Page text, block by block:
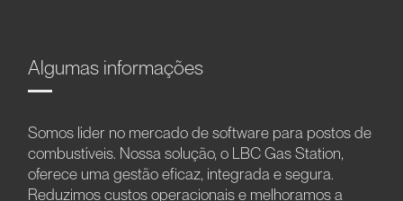
Algumas informações
Somos líder no mercado de software para postos de
combustíveis. Nossa solução, o LBC Gas Station,
oferece uma gestão eficaz, integrada e segura.
Reduzimos custos operacionais e melhoramos a